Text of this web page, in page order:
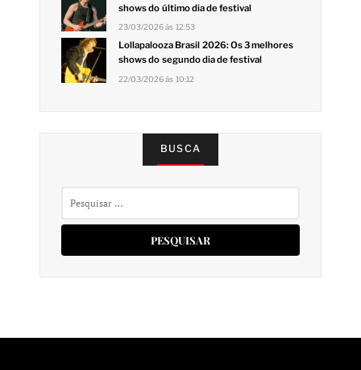
shows do último dia de festival
23/03/2026 às 12:53
Lollapalooza Brasil 2026: Os 3 melhores
shows do segundo dia de festival
22/03/2026 às 10:12
BUSCA